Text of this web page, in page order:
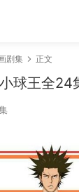
剧集 正文
球王全24